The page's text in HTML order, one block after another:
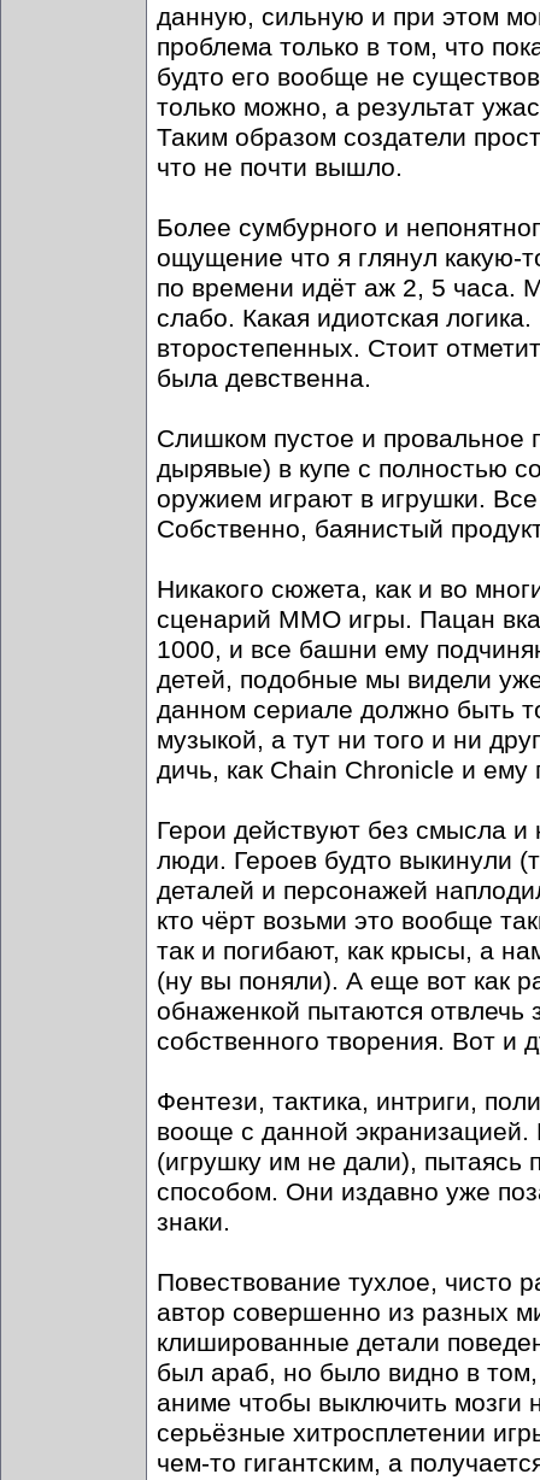
данную, сильную и при этом
проблема только в том, что
будто его вообще не
только можно, а результат
Таким образом создатели
что не почти вышло.
Более сумбурного и
ощущение что я глянул какую-
по времени идёт аж 2, 5 часа.
слабо. Какая идиотская
второстепенных. Стоит
была девственна.
Слишком пустое и провальное
дырявые) в купе с полностью
оружием играют в игрушки.
Собственно, баянистый
Никакого сюжета, как и во
сценарий ММО игры. Пацан
1000, и все башни ему
детей, подобные мы видели
данном сериале должно быть
музыкой, а тут ни того и ни
дичь, как Chain Chronicle и ему
Герои действуют без смысла
люди. Героев будто выкинули
деталей и персонажей
кто чёрт возьми это вообще
так и погибают, как крысы, а
(ну вы поняли). А еще вот как
обнаженкой пытаются отвлечь
собственного творения. Вот и
Фентези, тактика, интриги,
вооще с данной экранизацией.
(игрушку им не дали), пытаясь
способом. Они издавно уже
знаки.
Повествование тухлое, чисто
автор совершенно из разных
клишированные детали
был араб, но было видно в том,
аниме чтобы выключить мозги
серьёзные хитросплетении
чем-то гигантским, а